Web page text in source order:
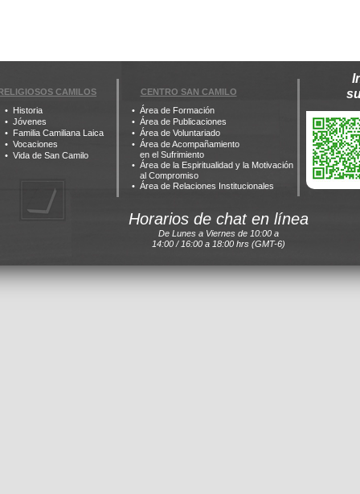
CAMILOS
Historia
Jóvenes
Familia Camiliana Laica
Vocaciones
Vida de San Camilo
CENTRO SAN CAMILO
Área de Formación
Área de Publicaciones
Área de Voluntariado
Área de Acompañamiento
en el Sufrimiento
Área de la Espiritualidad y la Motivación
al Compromiso
Área de Relaciones Institucionales
Horarios de chat en línea
De Lunes a Viernes de 10:00 a
14:00 / 16:00 a 18:00 hrs (GMT-6)